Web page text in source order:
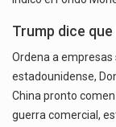
Trump dice que
Ordena a empresas
estadounidense,
China pronto
guerra comercial,